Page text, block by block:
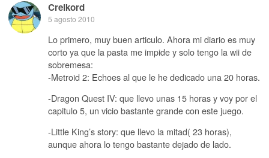
Creikord
5 agosto 2010
Lo primero, muy buen articulo. Ahora mi diario es muy
corto ya que la pasta me impide y solo tengo la wii de
sobremesa:
-Metroid 2: Echoes al que le he dedicado una 20 horas.
-Dragon Quest IV: que llevo unas 15 horas y voy por el
capitulo 5, un vicio bastante grande con este juego.
-Little King’s story: que llevo la mitad( 23 horas),
aunque ahora lo tengo bastante dejado de lado.